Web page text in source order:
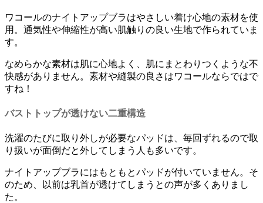
ワコールのナイトアップブラはやさしい着け心地の素材を使
用。 通気性や伸縮性が高い肌触りの良い生地で作られていま
す。
なめらかな素材は肌に心地よく、肌にまとわりつくような不
快感がありません。素材や縫製の良さはワコールならではで
すね！
バストトップが透けない二重構造
洗濯のたびに取り外しが必要なパッドは、毎回ずれるので取
り扱いが面倒だと外してしまう人も多いです。
ナイトアップブラにはもともとパッドが付いていません。 そ
のため、以前は乳首が透けてしまうとの声が多くありまし
た。